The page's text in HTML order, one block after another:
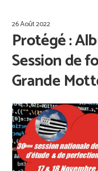
26 Août 2022
Protégé :
Session de
Grande